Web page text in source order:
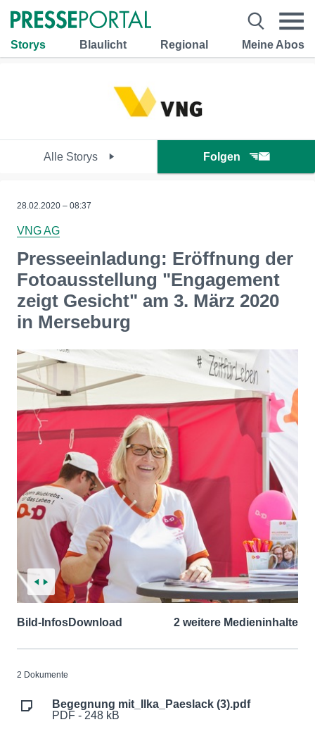
Storys Blaulicht Regional Meine Abos
Alle Storys Folgen
28.02.2020 – 08:37
VNG AG
Presseeinladung: Eröffnung der
Fotoausstellung "Engagement
zeigt Gesicht" am 3. März 2020
in Merseburg
Bild-InfosDownload 2 weitere Medieninhalte
2 Dokumente
Begegnung mit_Ilka_Paeslack (3).pdf
PDF - 248 kB